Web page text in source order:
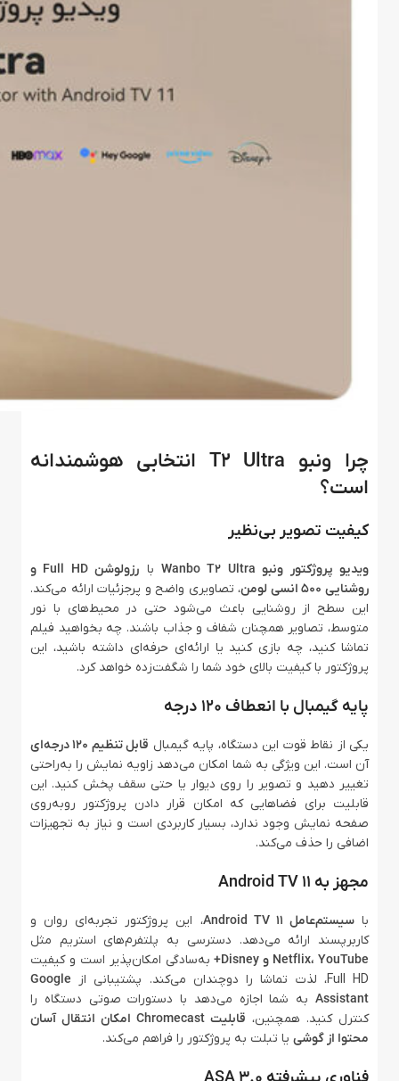
چرا ونبو T2 Ultra انتخابی هوشمندانه
است؟
کیفیت تصویر بی‌نظیر
ویدیو پروژکتور ونبو Wanbo T2 Ultra با
رزولوشن Full HD و
روشنایی 500 انسی لومن
، تصاویری واضح و پرجزئیات ارائه می‌کند.
این سطح از روشنایی باعث می‌شود حتی در محیط‌های با نور
متوسط، تصاویر همچنان شفاف و جذاب باشند. چه بخواهید فیلم
تماشا کنید، چه بازی کنید یا ارائه‌ای حرفه‌ای داشته باشید، این
پروژکتور با کیفیت بالای خود شما را شگفت‌زده خواهد کرد.
پایه گیمبال با انعطاف 120 درجه
یکی از نقاط قوت این دستگاه، پایه گیمبال قابل تنظیم 120 درجه‌ای
آن است. این ویژگی به شما امکان می‌دهد زاویه نمایش را به‌راحتی
تغییر دهید و تصویر را روی دیوار یا حتی سقف پخش کنید. این
قابلیت برای فضاهایی که امکان قرار دادن پروژکتور روبه‌روی
صفحه نمایش وجود ندارد، بسیار کاربردی است و نیاز به تجهیزات
اضافی را حذف می‌کند.
مجهز به Android TV 11
باسیستم‌عامل Android TV 11
، این پروژکتور تجربه‌ای روان و
کاربرپسند ارائه می‌دهد. دسترسی به پلتفرم‌های استریم مثل
Netflix، YouTube و Disney+
به‌سادگی امکان‌پذیر است و کیفیت
Full HD، لذت تماشا را دوچندان می‌کند. پشتیبانی از
Google
Assistant به شما اجازه می‌دهد با دستورات صوتی دستگاه را
کنترل کنید. همچنین،
قابلیت Chromecast امکان انتقال آسان
محتوا از گوشی یا تبلت به پروژکتور را فراهم می‌کند.